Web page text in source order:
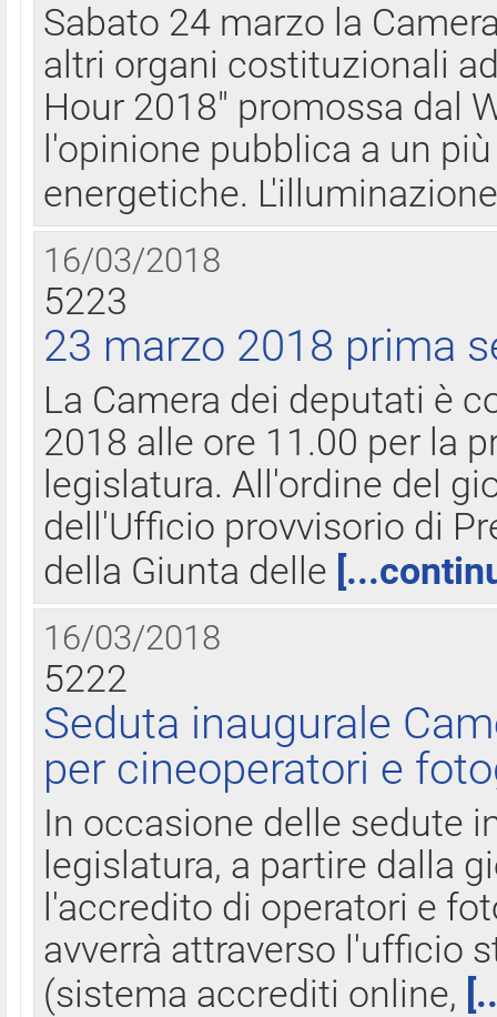
Sabato 24 marzo la
altri organi costituzionali
Hour 2018" promossa dal
l'opinione pubblica a un
energetiche.
16/03/2018
5223
23 marzo 2018 prima
La Camera dei deputati è
2018 alle ore 11.00 per la
legislatura. All'ordine del
dell'Ufficio provvisorio di
della Giunta delle
16/03/2018
5222
Seduta inaugurale
per cineoperatori e
In occasione delle sedute
legislatura, a partire dalla
l'accredito di operatori e
avverrà attraverso l'ufficio
(sistema accrediti online,